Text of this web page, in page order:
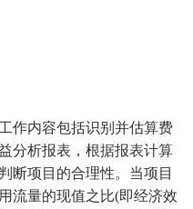
作内容包括识别并估算费
分析报表，根据报表计算
断项目的合理性。当项目
流量的现值之比(即经济效